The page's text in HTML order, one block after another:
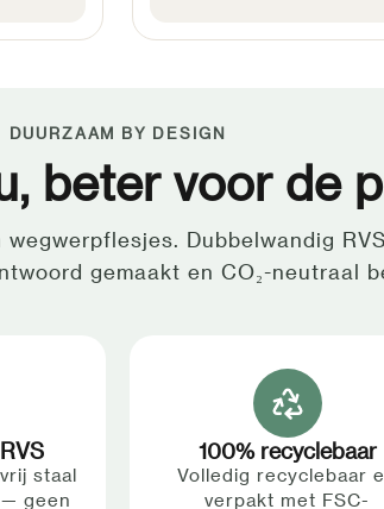
DUURZAAM BY DESIGN
beter voor de
Dubbelwandig
gemaakt en CO₂-neutraal
staal
geen
100% recyclebaar
Volledig recyclebaar
verpakt met FSC-